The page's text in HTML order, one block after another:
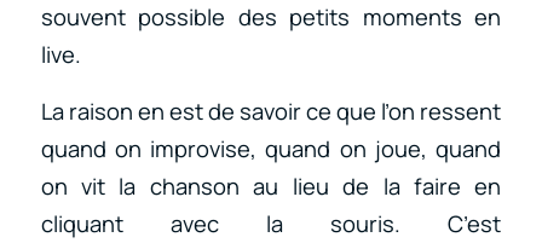
souvent possible des petits moments en
live.
La raison en est de savoir ce que l’on ressent
quand on improvise, quand on joue, quand
on vit la chanson au lieu de la faire en
cliquant avec la souris. C’est